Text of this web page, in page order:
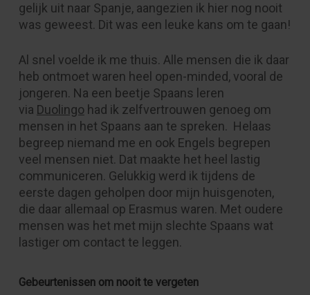
gelijk uit naar Spanje, aangezien ik hier nog nooit
was geweest. Dit was een leuke kans om te gaan!
Al snel voelde ik me thuis. Alle mensen die ik daar
heb ontmoet waren heel open-minded, vooral de
jongeren. Na een beetje Spaans leren
via Duolingo had ik zelfvertrouwen genoeg om
mensen in het Spaans aan te spreken. Helaas
begreep niemand me en ook Engels begrepen
veel mensen niet. Dat maakte het heel lastig
communiceren. Gelukkig werd ik tijdens de
eerste dagen geholpen door mijn huisgenoten,
die daar allemaal op Erasmus waren. Met oudere
mensen was het met mijn slechte Spaans wat
lastiger om contact te leggen.
Gebeurtenissen om nooit te vergeten